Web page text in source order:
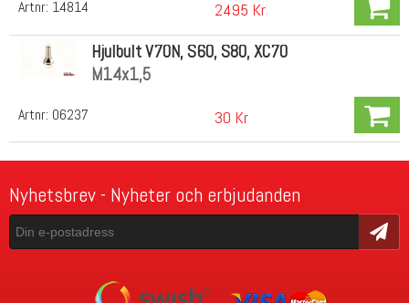
Artnr: 14814 2495 Kr
Artnr: 06237
Hjulbult V70N, S60, S80, XC70
M14x1,5
30 Kr
Nyhetsbrev - Nyheter och erbjudanden
Skicka